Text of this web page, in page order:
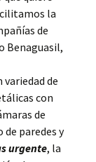
la
de
Benaguasil,
de
con
de
paredes y
urgente, la